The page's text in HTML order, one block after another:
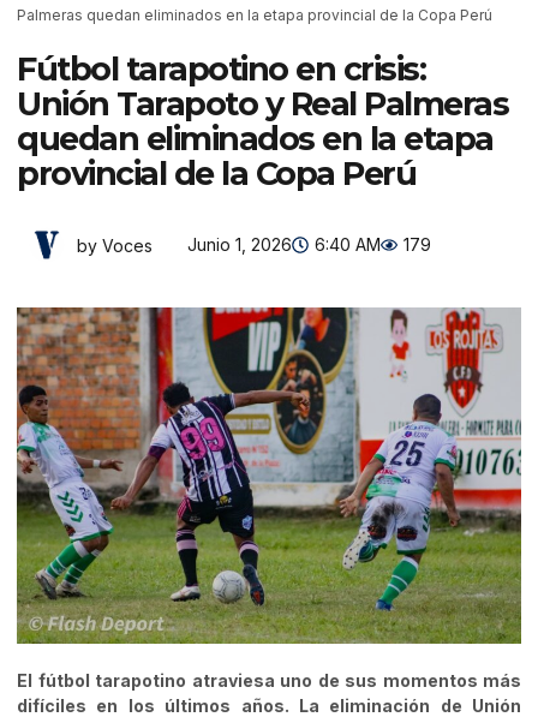
Palmeras quedan eliminados en la etapa provincial de la Copa Perú
Fútbol tarapotino en crisis:
Unión Tarapoto y Real Palmeras
quedan eliminados en la etapa
provincial de la Copa Perú
by Voces Junio 1, 2026 6:40 AM 179
El fútbol tarapotino atraviesa uno de sus momentos más
difíciles en los últimos años. La eliminación de Unión